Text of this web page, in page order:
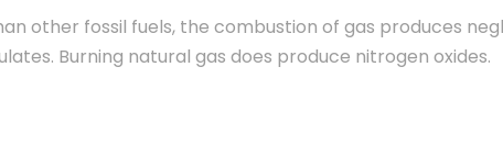
other fossil fuels, the combustion of gas produces
Burning natural gas does produce nitrogen oxides.